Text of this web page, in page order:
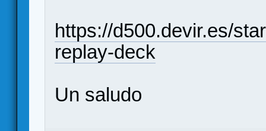
https://d500.devir.es/
replay-deck
Un saludo